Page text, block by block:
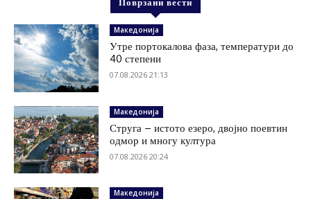
Македонија
Утре портокалова фаза, температури до
40 степени
07.08.2026 21:13
Македонија
Струга – истото езеро, двојно поевтин
одмор и многу култура
07.08.2026 20:24
Македонија